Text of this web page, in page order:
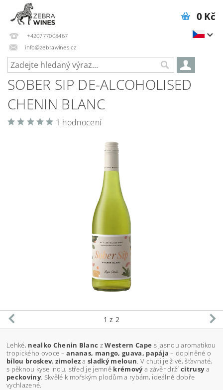
+420777008467
info@zebrawines.cz
0 Kč
SOBER SIP DE-ALCOHOLISED
CHENIN BLANC
1 hodnocení
1 z 2
Lehké, nealko Chenin Blanc zWestern Cape s jasnou aromatikou
tropického ovoce –ananas, mango, guava, papája – doplněné o
bílou broskev, zimolezasladký meloun . V chuti je živé, šťavnaté,
s pěknou kyselinou, střed je jemně krémovýa závěr držícitrusya
peckoviny. Skvělé k mořským plodům a rybám, ideálně dobře
vychlazené.